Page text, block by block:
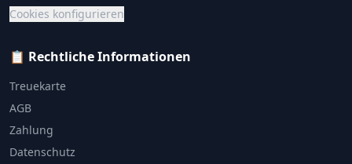
Cookies konfigurieren
📋 Rechtliche Informationen
Treuekarte
AGB
Zahlung
Datenschutz